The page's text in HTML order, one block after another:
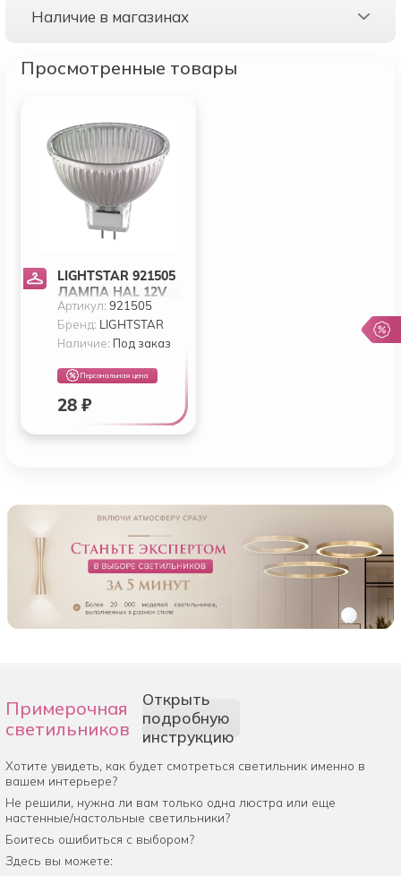
Наличие в магазинах
Просмотренные товары
LIGHTSTAR 921505
ЛАМПА HAL 12V
MR16 GU5.3 35W
60G GOLD RA100
2800K 5000H DIMM
Артикул:921505
Бренд: LIGHTSTAR
Наличие: Под заказ
Персональная цена
28 ₽
Примерочная
светильников
Открыть
подробную
инструкцию
Хотите увидеть, как будет смотреться светильник именно в
вашем интерьере?
Не решили, нужна ли вам только одна люстра или еще
настенные/настольные светильники?
Боитесь ошибиться с выбором?
Здесь вы можете: